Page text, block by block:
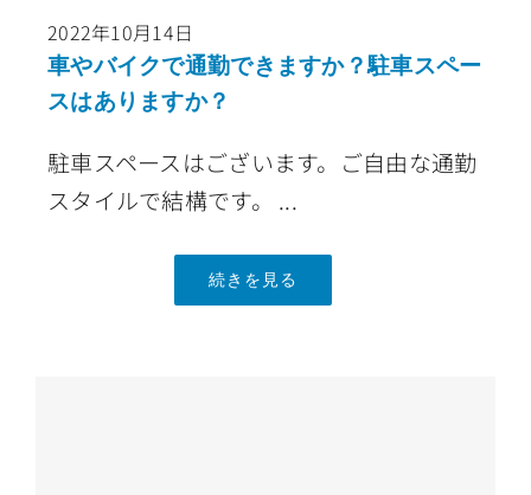
2022年10月14日
車やバイクで通勤できますか？駐車スペー
スはありますか？
駐車スペースはございます。ご自由な通勤
スタイルで結構です。 ...
続きを見る